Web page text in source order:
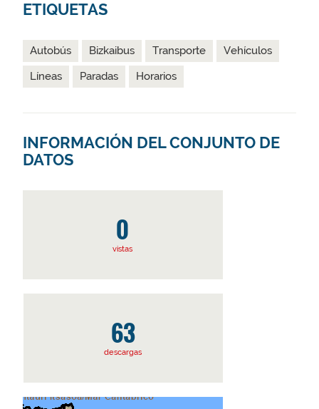
ETIQUETAS
Autobús Bizkaibus Transporte
Vehículos
Líneas
Paradas Horarios
INFORMACIÓN DEL CONJUNTO DE
DATOS
0
vistas
63
descargas